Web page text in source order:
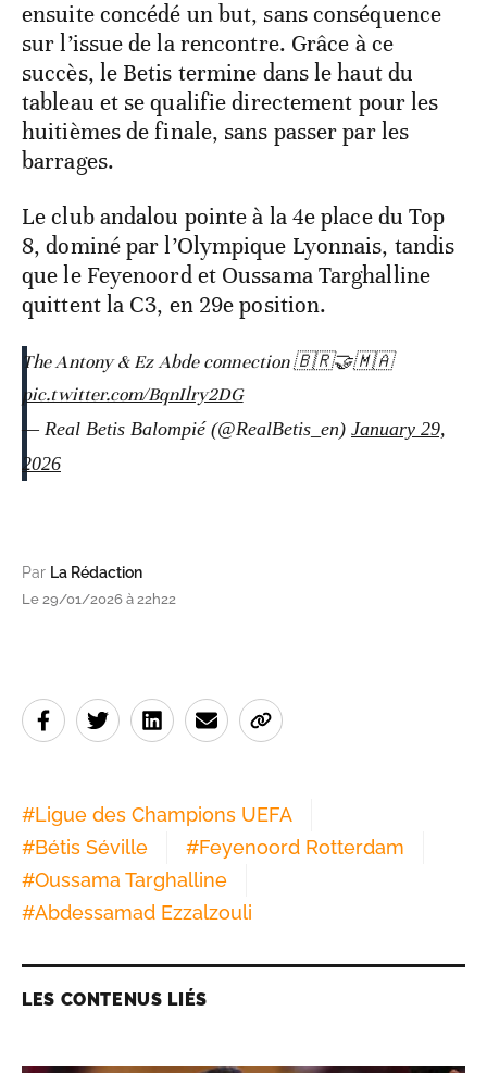
ensuite concédé un but, sans conséquence
sur l’issue de la rencontre. Grâce à ce
succès, le Betis termine dans le haut du
tableau et se qualifie directement pour les
huitièmes de finale, sans passer par les
barrages.
Le club andalou pointe à la 4e place du Top
8, dominé par l’Olympique Lyonnais, tandis
que le Feyenoord et Oussama Targhalline
quittent la C3, en 29e position.
The Antony & Ez Abde connection 🇧🇷🤝🇲🇦
pic.twitter.com/BqnIlry2DG
— Real Betis Balompié (@RealBetis_en) January 29,
2026
Par La Rédaction
Le 29/01/2026 à 22h22
#Ligue des Champions UEFA
#Bétis Séville #Feyenoord Rotterdam
#Oussama Targhalline
#Abdessamad Ezzalzouli
LES CONTENUS LIÉS